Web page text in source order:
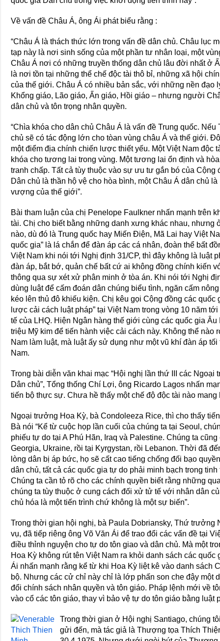
Về vấn đề Châu Á, ông Ái phát biểu rằng :
“Châu Á là thách thức lớn trong vấn đề dân chủ. Châu lục
tạp này là nơi sinh sống của một phần tư nhân loại, một
Châu Á nơi có những truyền thống dân chủ lâu đời nhất ở
là nơi tồn tại những thể chế độc tài thô bỉ, những xã hội
của thế giới. Châu Á có nhiều bản sắc, với những nền đạo
Khổng giáo, Lão giáo, Ấn giáo, Hồi giáo – nhưng người
dân chủ và tôn trọng nhân quyền.
“Chìa khóa cho dân chủ Châu Á là vấn đề Trung quốc.
chủ sẽ có tác động lớn cho tòan vùng châu Á và thế giới.
một điểm địa chính chiến lược thiết yếu. Một Việt Nam độc
khóa cho tương lai trong vùng. Một tương lai ổn định và
tranh chấp. Tất cả tùy thuộc vào sự ưu tư gắn bó của Cộng
Dân chủ là thần hộ vệ cho hòa bình, một Châu Á dân chủ
vượng của thế giới”.
Bài tham luận của chị Penelope Faulkner nhấn mạnh trên
tài. Chị cho biết bằng những danh xưng khác nhau, nhưng
nào, dù đó là Trung quốc hay Miến Ðiện, Mã Lai hay Việt
quốc gia” là lá chắn để đàn áp các cá nhân, đoàn thể bất
Việt Nam khi nói tới Nghị định 31/CP, thì đây không là luật
đàn áp, bắt bớ, quản chế bất cứ ai không đồng chính kiến
thông qua sự xét xử phân minh ở tòa án. Khi nói tới Nghị
dùng luật để cấm đoán dân chúng biểu tình, ngăn cấm
kéo lên thủ đô khiếu kiện. Chị kêu gọi Cộng đồng các quốc
lược cải cách luật pháp” tại Việt Nam trong vòng 10 năm
tế của LHQ. Hiện Ngân hàng thế giới cùng các quốc gia
triệu Mỹ kim để tiến hành việc cải cách này. Không thể nào
Nam làm luật, mà luật ấy sử dụng như một vũ khí đàn áp
Nam.
Trong bài diễn văn khai mạc “Hội nghị lần thứ III các
Dân chủ”, Tổng thống Chí Lợi, ông Ricardo Lagos nhấn
tiến bộ thực sự. Chưa hề thấy một chế độ độc tài nào mang
Ngoại trưởng Hoa Kỳ, bà Condoleeza Rice, thì cho thấy
Bà nói “Kể từ cuộc họp lần cuối của chúng ta tại Seoul,
phiếu tự do tại A Phú Hãn, Iraq và Palestine. Chúng ta
Georgia, Ukraine, rồi tại Kyrgystan, rồi Lebanon. Thời đã
lòng dân bị áp bức, họ sẽ cất cao tiếng chống đối bạo
dân chủ, tất cả các quốc gia tự do phải minh bạch trong
Chúng ta cần tỏ rõ cho các chính quyền biết rằng những
chúng ta tùy thuộc ở cung cách đối xử tử tế với nhân dân
chủ hóa là một tiến trình chứ không là một sự biến”.
Trong thời gian hội nghị, bà Paula Dobriansky, Thứ trưởng
vụ, đã tiếp riêng ông Võ Văn Ái để trao đổi các vấn đề tại
điều thỉnh nguyện cho tự do tôn giao và dân chủ. Mà một
Hoa Kỳ không rút tên Việt Nam ra khỏi danh sách các
Ái nhấn mạnh rằng kể từ khi Hoa Kỳ liệt kê vào danh sách
bộ. Nhưng các cử chỉ này chỉ là lớp phấn son che đậy một
đổi chính sách nhân quyền và tôn giáo. Pháp lệnh mới về
vào cổ các tôn giáo, thay vì bảo vệ tự do tôn giáo bằng luật
Trong thời gian ở Hội nghị Santiago, chúng
gửi đến, mà tác giả là Thượng tọa Thích